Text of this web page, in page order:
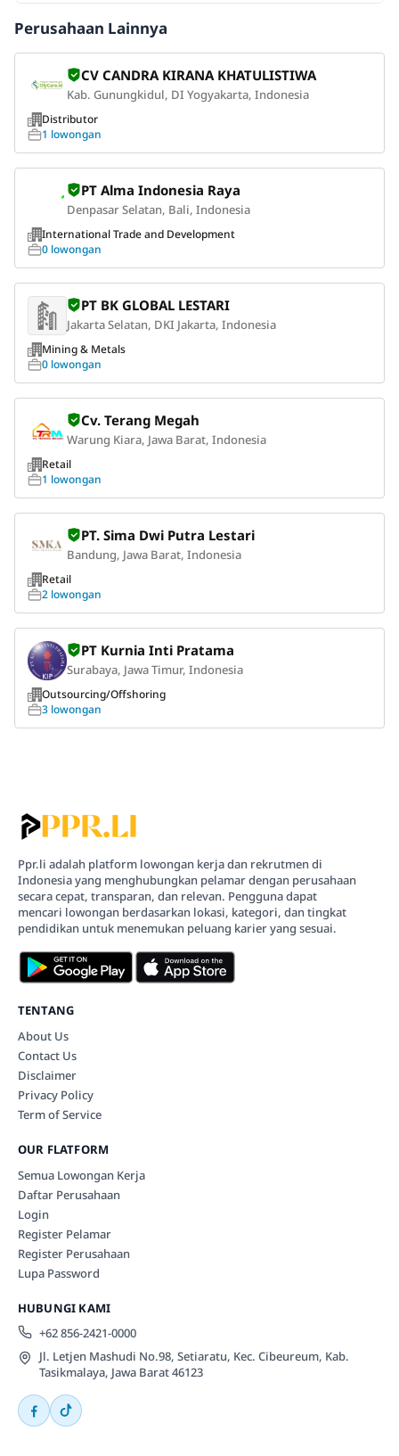
Perusahaan Lainnya
CV CANDRA KIRANA KHATULISTIWA
Kab. Gunungkidul, DI Yogyakarta, Indonesia
Distributor
1 lowongan
PT Alma Indonesia Raya
Denpasar Selatan, Bali, Indonesia
International Trade and Development
0 lowongan
PT BK GLOBAL LESTARI
Jakarta Selatan, DKI Jakarta, Indonesia
Mining & Metals
0 lowongan
Cv. Terang Megah
Warung Kiara, Jawa Barat, Indonesia
Retail
1 lowongan
PT. Sima Dwi Putra Lestari
Bandung, Jawa Barat, Indonesia
Retail
2 lowongan
PT Kurnia Inti Pratama
Surabaya, Jawa Timur, Indonesia
Outsourcing/Offshoring
3 lowongan
Ppr.li adalah platform lowongan kerja dan rekrutmen di
Indonesia yang menghubungkan pelamar dengan perusahaan
secara cepat, transparan, dan relevan. Pengguna dapat
mencari lowongan berdasarkan lokasi, kategori, dan tingkat
pendidikan untuk menemukan peluang karier yang sesuai.
TENTANG
About Us
Contact Us
Disclaimer
Privacy Policy
Term of Service
OUR FLATFORM
Semua Lowongan Kerja
Daftar Perusahaan
Login
Register Pelamar
Register Perusahaan
Lupa Password
HUBUNGI KAMI
+62 856-2421-0000
Jl. Letjen Mashudi No.98, Setiaratu, Kec. Cibeureum, Kab.
Tasikmalaya, Jawa Barat 46123